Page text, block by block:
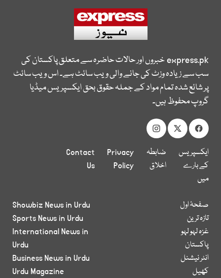
express.pkخبروں اور حالات حاضرہ سے متعلق پاکستان کی
سب سے زیادہ وزٹ کی جانے والی ویب سائٹ ہے۔ اس ویب سائٹ
پر شائع شدہ تمام مواد کے جملہ حقوق بحق ایکسپریس میڈیا
گروپ محفوظ ہیں۔
ایکسپریس
کے بارے
میں
ضابطہ
اخلاق
Privacy
Policy
Contact
Us
صفحۂ اول
تازہ ترین
غزہ لہو لہو
پاکستان
انٹر نیشنل
کھیل
Showbiz News in Urdu
Sports News in Urdu
International News in
Urdu
Business News in Urdu
Urdu Magazine